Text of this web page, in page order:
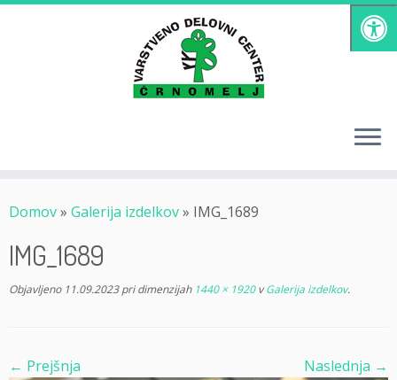
Skoči
Domov» Galerija izdelkov» IMG_1689
IMG_1689
Objavljeno 11.09.2023pri dimenzijah1440 × 1920vGalerija izdelkov.
← Prejšnja Naslednja →